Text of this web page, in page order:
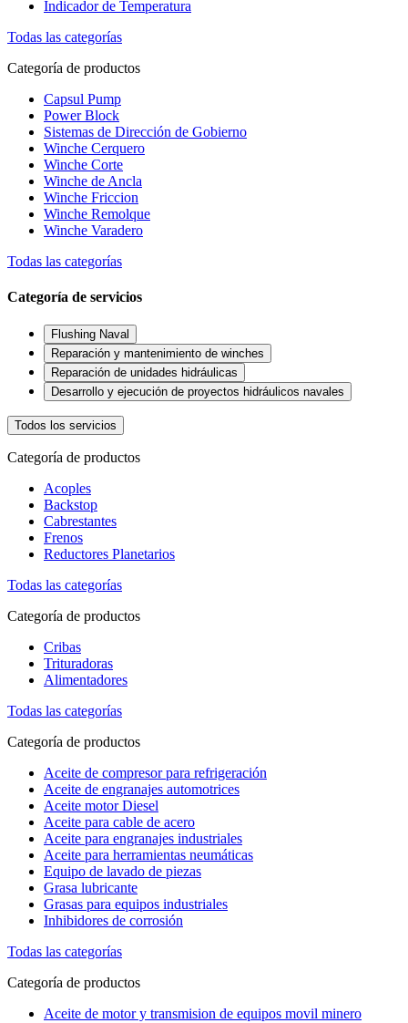
Indicador de Temperatura
Todas las categorías
Categoría de productos
Capsul Pump
Power Block
Sistemas de Dirección de Gobierno
Winche Cerquero
Winche Corte
Winche de Ancla
Winche Friccion
Winche Remolque
Winche Varadero
Todas las categorías
Categoría de servicios
Flushing Naval
Reparación y mantenimiento de winches
Reparación de unidades hidráulicas
Desarrollo y ejecución de proyectos hidráulicos navales
Todos los servicios
Categoría de productos
Acoples
Backstop
Cabrestantes
Frenos
Reductores Planetarios
Todas las categorías
Categoría de productos
Cribas
Trituradoras
Alimentadores
Todas las categorías
Categoría de productos
Aceite de compresor para refrigeración
Aceite de engranajes automotrices
Aceite motor Diesel
Aceite para cable de acero
Aceite para engranajes industriales
Aceite para herramientas neumáticas
Equipo de lavado de piezas
Grasa lubricante
Grasas para equipos industriales
Inhibidores de corrosión
Todas las categorías
Categoría de productos
Aceite de motor y transmision de equipos movil minero